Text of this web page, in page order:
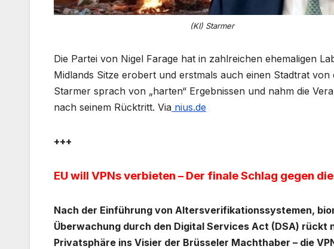
(KI) Starmer
Die Partei von Nigel Farage hat in zahlreichen ehemaligen
Midlands Sitze erobert und erstmals auch einen Stadtrat
Starmer sprach von „harten“ Ergebnissen und nahm die
nach seinem Rücktritt. Via nius.de
+++
EU will VPNs verbieten – Der finale Schlag gegen
Nach der Einführung von Altersverifikationssystemen,
Überwachung durch den Digital Services Act (DSA) rückt
Privatsphäre ins Visier der Brüsseler Machthaber – die